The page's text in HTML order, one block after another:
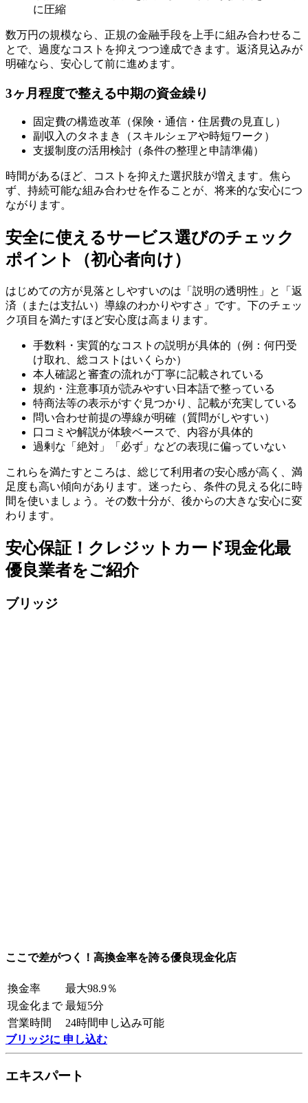
に圧縮
数万円の規模なら、正規の金融手段を上手に組み合わせるこ
とで、過度なコストを抑えつつ達成できます。返済見込みが
明確なら、安心して前に進めます。
3ヶ月程度で整える中期の資金繰り
固定費の構造改革（保険・通信・住居費の見直し）
副収入のタネまき（スキルシェアや時短ワーク）
支援制度の活用検討（条件の整理と申請準備）
時間があるほど、コストを抑えた選択肢が増えます。焦ら
ず、持続可能な組み合わせを作ることが、将来的な安心につ
ながります。
安全に使えるサービス選びのチェック
ポイント（初心者向け）
はじめての方が見落としやすいのは「説明の透明性」と「返
済（または支払い）導線のわかりやすさ」です。下のチェッ
ク項目を満たすほど安心度は高まります。
手数料・実質的なコストの説明が具体的（例：何円受
け取れ、総コストはいくらか）
本人確認と審査の流れが丁寧に記載されている
規約・注意事項が読みやすい日本語で整っている
特商法等の表示がすぐ見つかり、記載が充実している
問い合わせ前提の導線が明確（質問がしやすい）
口コミや解説が体験ベースで、内容が具体的
過剰な「絶対」「必ず」などの表現に偏っていない
これらを満たすところは、総じて利用者の安心感が高く、満
足度も高い傾向があります。迷ったら、条件の見える化に時
間を使いましょう。その数十分が、後からの大きな安心に変
わります。
安心保証！クレジットカード現金化最
優良業者をご紹介
ブリッジ
ここで差がつく！高換金率を誇る優良現金化店
換金率
最大98.9％
現金化まで 最短5分
営業時間
24時間申し込み可能
ブリッジに 申し込む
エキスパート